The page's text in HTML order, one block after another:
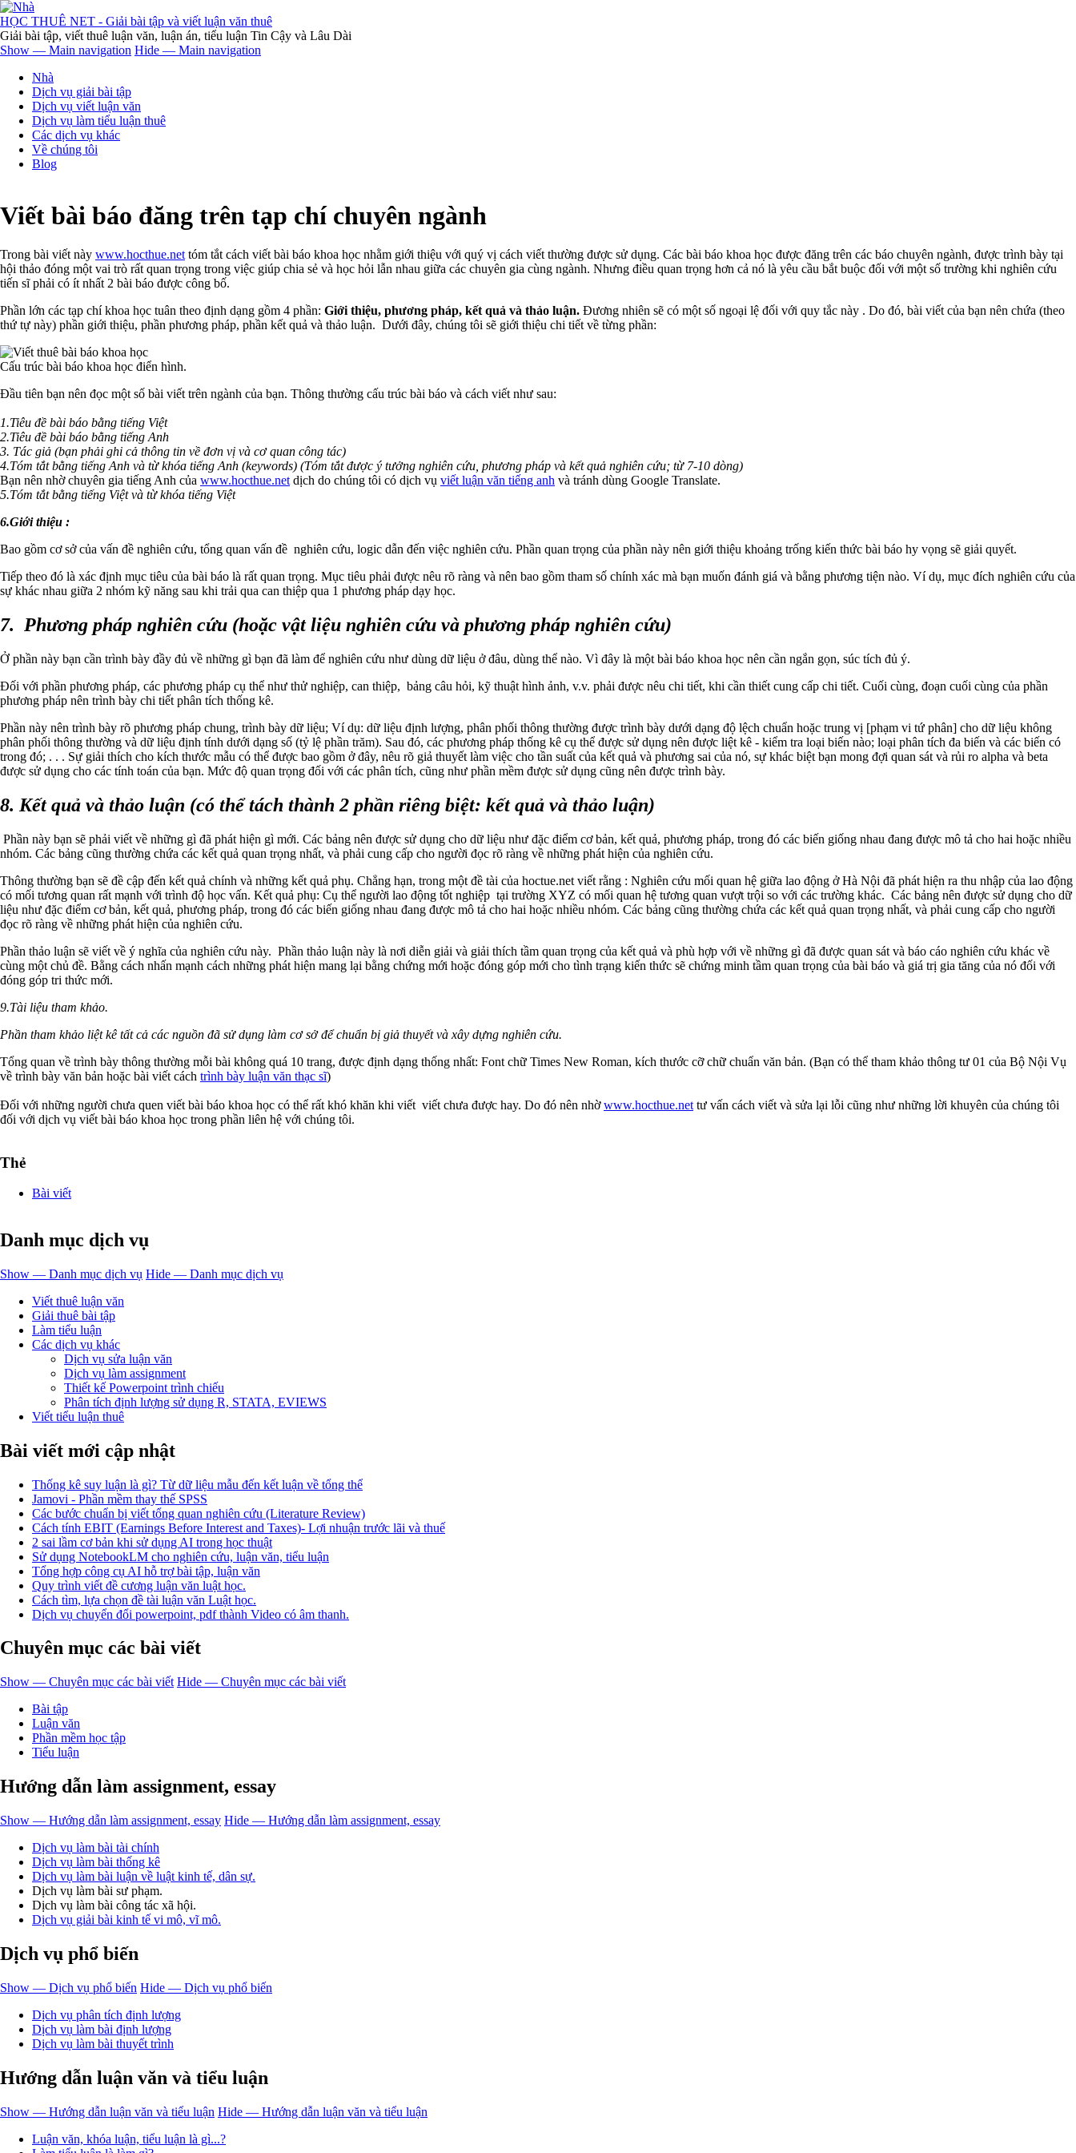
Nhảy
đến
nội
dung
HỌC THUÊ NET - Giải bài tập và viết luận văn thuê
Giải bài tập, viết thuê luận văn, luận án, tiểu luận Tin Cậy và Lâu Dài
Main
navigation
Show — Main navigation Hide — Main navigation
Nhà
Dịch vụ giải bài tập
Dịch vụ viết luận văn
Dịch vụ làm tiểu luận thuê
Các dịch vụ khác
Về chúng tôi
Blog
Viết bài báo đăng trên tạp chí chuyên ngành
Trong bài viết này www.hocthue.net tóm tắt cách viết bài báo khoa học nhằm giới thiệu với quý vị cách viết thường được sử dụng. Các bài báo khoa học được đăng trên các báo chuyên ngành, được trình bày tại
hội thảo đóng một vai trò rất quan trọng trong việc giúp chia sẻ và học hỏi lẫn nhau giữa các chuyên gia cùng ngành. Nhưng điều quan trọng hơn cả nó là yêu cầu bắt buộc đối với một số trường khi nghiên cứu
tiến sĩ phải có ít nhất 2 bài báo được công bố.
Phần lớn các tạp chí khoa học tuân theo định dạng gồm 4 phần: Giới thiệu, phương pháp, kết quả và thảo luận. Đương nhiên sẽ có một số ngoại lệ đối với quy tắc này . Do đó, bài viết của bạn nên chứa (theo
thứ tự này) phần giới thiệu, phần phương pháp, phần kết quả và thảo luận. Dưới đây, chúng tôi sẽ giới thiệu chi tiết về từng phần:
Cấu trúc bài báo khoa học điển hình.
Đầu tiên bạn nên đọc một số bài viết trên ngành của bạn. Thông thường cấu trúc bài báo và cách viết như sau:
1.Tiêu đề bài báo bằng tiếng Việt
2.Tiêu đề bài báo bằng tiếng Anh
3. Tác giả (bạn phải ghi cả thông tin về đơn vị và cơ quan công tác)
4.Tóm tắt bằng tiếng Anh và từ khóa tiếng Anh (keywords) (Tóm tắt được ý tưởng nghiên cứu, phương pháp và kết quả nghiên cứu; từ 7-10 dòng)
Bạn nên nhờ chuyên gia tiếng Anh của www.hocthue.net dịch do chúng tôi có dịch vụ viết luận văn tiếng anh và tránh dùng Google Translate.
5.Tóm tắt bằng tiếng Việt và từ khóa tiếng Việt
6.Giới thiệu :
Bao gồm cơ sở của vấn đề nghiên cứu, tổng quan vấn đề nghiên cứu, logic dẫn đến việc nghiên cứu. Phần quan trọng của phần này nên giới thiệu khoảng trống kiến thức bài báo hy vọng sẽ giải quyết.
Tiếp theo đó là xác định mục tiêu của bài báo là rất quan trọng. Mục tiêu phải được nêu rõ ràng và nên bao gồm tham số chính xác mà bạn muốn đánh giá và bằng phương tiện nào. Ví dụ, mục đích nghiên cứu của
sự khác nhau giữa 2 nhóm kỹ năng sau khi trải qua can thiệp qua 1 phương pháp dạy học.
7. Phương pháp nghiên cứu (hoặc vật liệu nghiên cứu và phương pháp nghiên cứu)
Ở phần này bạn cần trình bày đầy đủ về những gì bạn đã làm để nghiên cứu như dùng dữ liệu ở đâu, dùng thể nào. Vì đây là một bài báo khoa học nên cần ngắn gọn, súc tích đủ ý.
Đối với phần phương pháp, các phương pháp cụ thể như thử nghiệp, can thiệp, bảng câu hỏi, kỹ thuật hình ảnh, v.v. phải được nêu chi tiết, khi cần thiết cung cấp chi tiết. Cuối cùng, đoạn cuối cùng của phần
phương pháp nên trình bày chi tiết phân tích thống kê.
Phần này nên trình bày rõ phương pháp chung, trình bày dữ liệu; Ví dụ: dữ liệu định lượng, phân phối thông thường được trình bày dưới dạng độ lệch chuẩn hoặc trung vị [phạm vi tứ phân] cho dữ liệu không
phân phối thông thường và dữ liệu định tính dưới dạng số (tỷ lệ phần trăm). Sau đó, các phương pháp thống kê cụ thể được sử dụng nên được liệt kê - kiểm tra loại biến nào; loại phân tích đa biến và các biến có
trong đó; . . . Sự giải thích cho kích thước mẫu có thể được bao gồm ở đây, nêu rõ giả thuyết làm việc cho tần suất của kết quả và phương sai của nó, sự khác biệt bạn mong đợi quan sát và rủi ro alpha và beta
được sử dụng cho các tính toán của bạn. Mức độ quan trọng đối với các phân tích, cũng như phần mềm được sử dụng cũng nên được trình bày.
8. Kết quả và thảo luận (có thể tách thành 2 phần riêng biệt: kết quả và thảo luận)
Phần này bạn sẽ phải viết về những gì đã phát hiện gì mới. Các bảng nên được sử dụng cho dữ liệu như đặc điểm cơ bản, kết quả, phương pháp, trong đó các biến giống nhau đang được mô tả cho hai hoặc nhiều
nhóm. Các bảng cũng thường chứa các kết quả quan trọng nhất, và phải cung cấp cho người đọc rõ ràng về những phát hiện của nghiên cứu.
Thông thường bạn sẽ đề cập đến kết quả chính và những kết quả phụ. Chẳng hạn, trong một đề tài của hoctue.net viết rằng : Nghiên cứu mối quan hệ giữa lao động ở Hà Nội đã phát hiện ra thu nhập của lao động
có mối tương quan rất mạnh với trình độ học vấn. Kết quả phụ: Cụ thể người lao động tốt nghiệp tại trường XYZ có mối quan hệ tương quan vượt trội so với các trường khác. Các bảng nên được sử dụng cho dữ
liệu như đặc điểm cơ bản, kết quả, phương pháp, trong đó các biến giống nhau đang được mô tả cho hai hoặc nhiều nhóm. Các bảng cũng thường chứa các kết quả quan trọng nhất, và phải cung cấp cho người
đọc rõ ràng về những phát hiện của nghiên cứu.
Phần thảo luận sẽ viết về ý nghĩa của nghiên cứu này. Phần thảo luận này là nơi diễn giải và giải thích tầm quan trọng của kết quả và phù hợp với về những gì đã được quan sát và báo cáo nghiên cứu khác về
cùng một chủ đề. Bằng cách nhấn mạnh cách những phát hiện mang lại bằng chứng mới hoặc đóng góp mới cho tình trạng kiến thức sẽ chứng minh tầm quan trọng của bài báo và giá trị gia tăng của nó đối với
đóng góp tri thức mới.
9.Tài liệu tham khảo.
Phần tham khảo liệt kê tất cả các nguồn đã sử dụng làm cơ sở để chuẩn bị giả thuyết và xây dựng nghiên cứu.
Tổng quan về trình bày thông thường mỗi bài không quá 10 trang, được định dạng thống nhất: Font chữ Times New Roman, kích thước cỡ chữ chuẩn văn bản. (Bạn có thể tham khảo thông tư 01 của Bộ Nội Vụ
về trình bày văn bản hoặc bài viết cách trình bày luận văn thạc sĩ)
Đối với những người chưa quen viết bài báo khoa học có thể rất khó khăn khi viết viết chưa được hay. Do đó nên nhờwww.hocthue.net tư vấn cách viết và sửa lại lỗi cũng như những lời khuyên của chúng tôi
đối với dịch vụ viết bài báo khoa học trong phần liên hệ với chúng tôi.
Thẻ
Bài viết
Danh mục dịch vụ
Show — Danh mục dịch vụ Hide — Danh mục dịch vụ
Viết thuê luận văn
Giải thuê bài tập
Làm tiểu luận
Các dịch vụ khác
Dịch vụ sửa luận văn
Dịch vụ làm assignment
Thiết kế Powerpoint trình chiếu
Phân tích định lượng sử dụng R, STATA, EVIEWS
Viết tiểu luận thuê
Bài viết mới cập nhật
Thống kê suy luận là gì? Từ dữ liệu mẫu đến kết luận về tổng thể
Jamovi - Phần mềm thay thế SPSS
Các bước chuẩn bị viết tổng quan nghiên cứu (Literature Review)
Cách tính EBIT (Earnings Before Interest and Taxes)- Lợi nhuận trước lãi và thuế
2 sai lầm cơ bản khi sử dụng AI trong học thuật
Sử dụng NotebookLM cho nghiên cứu, luận văn, tiểu luận
Tổng hợp công cụ AI hỗ trợ bài tập, luận văn
Quy trình viết đề cương luận văn luật học.
Cách tìm, lựa chọn đề tài luận văn Luật học.
Dịch vụ chuyển đổi powerpoint, pdf thành Video có âm thanh.
Chuyên mục các bài viết
Show — Chuyên mục các bài viết Hide — Chuyên mục các bài viết
Bài tập
Luận văn
Phần mềm học tập
Tiểu luận
Hướng dẫn làm assignment, essay
Show — Hướng dẫn làm assignment, essay Hide — Hướng dẫn làm assignment, essay
Dịch vụ làm bài tài chính
Dịch vụ làm bài thống kê
Dịch vụ làm bài luận về luật kinh tế, dân sự.
Dịch vụ làm bài sư phạm.
Dịch vụ làm bài công tác xã hội.
Dịch vụ giải bài kinh tế vi mô, vĩ mô.
Dịch vụ phổ biến
Show — Dịch vụ phổ biến Hide — Dịch vụ phổ biến
Dịch vụ phân tích định lượng
Dịch vụ làm bài định lượng
Dịch vụ làm bài thuyết trình
Hướng dẫn luận văn và tiểu luận
Show — Hướng dẫn luận văn và tiểu luận Hide — Hướng dẫn luận văn và tiểu luận
Luận văn, khóa luận, tiểu luận là gì...?